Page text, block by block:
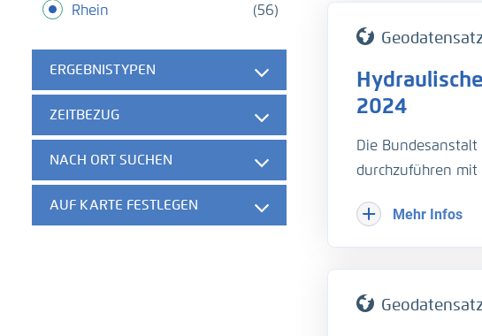
(56)
Rhein
ERGEBNISTYPEN
ZEITBEZUG
NACH ORT SUCHEN
AUF KARTE FESTLEGEN
2024
Die Bundesanstalt
durchzuführen mit
Flächenhafte
-
-
Mehr Infos